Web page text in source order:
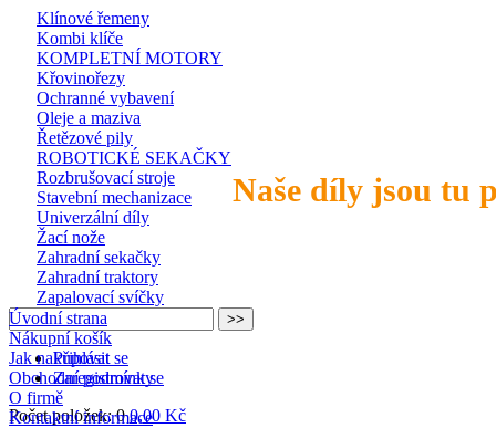
Naše díly jsou tu
Klínové řemeny
Kombi klíče
KOMPLETNÍ MOTORY
Křovinořezy
Ochranné vybavení
Oleje a maziva
Řetězové pily
ROBOTICKÉ SEKAČKY
Rozbrušovací stroje
Stavební mechanizace
Univerzální díly
Žací nože
Zahradní sekačky
Zahradní traktory
Zapalovací svíčky
Přihlásit se
Zaregistrovat se
Počet položek: 0 0,00 Kč
Úvodní strana
Nákupní košík
Jak nakupovat
Obchodní podmínky
O firmě
Kontaktní informace